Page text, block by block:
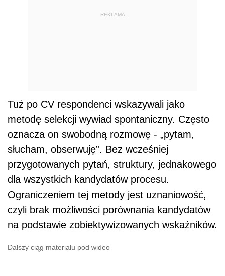
REKLAMA
Tuż po CV respondenci wskazywali jako
metodę selekcji wywiad spontaniczny. Często
oznacza on swobodną rozmowę - „pytam,
słucham, obserwuję”. Bez wcześniej
przygotowanych pytań, struktury, jednakowego
dla wszystkich kandydatów procesu.
Ograniczeniem tej metody jest uznaniowość,
czyli brak możliwości porównania kandydatów
na podstawie zobiektywizowanych wskaźników.
Dalszy ciąg materiału pod wideo